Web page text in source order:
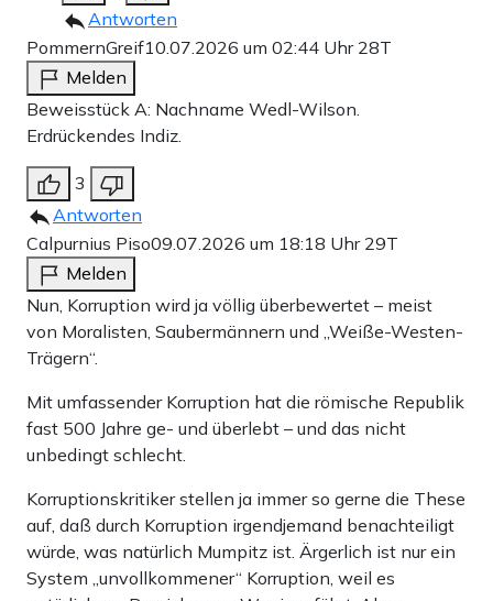
Antworten
PommernGreif10.07.2026 um 02:44 Uhr 28T
Melden
Beweisstück A: Nachname Wedl-Wilson.
Erdrückendes Indiz.
3
Antworten
Calpurnius Piso09.07.2026 um 18:18 Uhr 29T
Melden
Nun, Korruption wird ja völlig überbewertet – meist
von Moralisten, Saubermännern und „Weiße-Westen-
Trägern“.
Mit umfassender Korruption hat die römische Republik
fast 500 Jahre ge- und überlebt – und das nicht
unbedingt schlecht.
Korruptionskritiker stellen ja immer so gerne die These
auf, daß durch Korruption irgendjemand benachteiligt
würde, was natürlich Mumpitz ist. Ärgerlich ist nur ein
System „unvollkommener“ Korruption, weil es